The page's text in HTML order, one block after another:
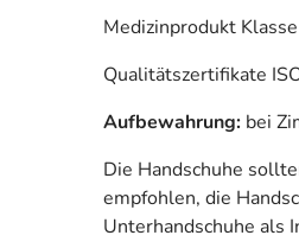
Medizinprodukt
Qualitätszertifikate
Aufbewahrung: bei
Die Handschuhe
empfohlen, die
Unterhandschuhe als